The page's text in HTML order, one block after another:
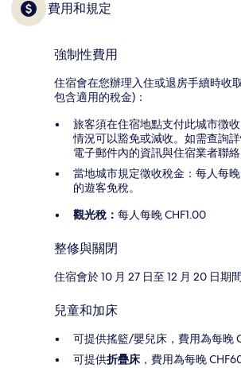
費用和規定
強制性費用
住宿會在您辦理入住或退房手續時收
包含適用的稅金)：
旅客須在住宿地點支付此城市徴
情況可以豁免或減收。如需查詢
電子郵件內的資訊與住宿業者聯絡
當地城市規定徵收稅金：每人每
的遊客免稅。
觀光稅： 每人每晚 CHF1.00
整修與關閉
住宿會於 10 月 27 日至 12 月 20 日期
兒童和加床
可提供搖籃/嬰兒床，費用為每晚
可提供折疊床 ，費用為每晚